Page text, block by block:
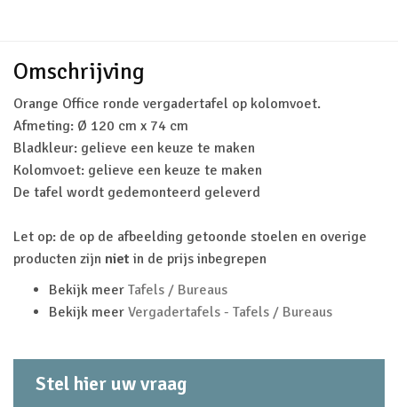
Omschrijving
Orange Office ronde vergadertafel op kolomvoet.
Afmeting: Ø 120 cm x 74 cm
Bladkleur: gelieve een keuze te maken
Kolomvoet: gelieve een keuze te maken
De tafel wordt gedemonteerd geleverd
Let op: de op de afbeelding getoonde stoelen en overige
producten zijn niet in de prijs inbegrepen
Bekijk meer Tafels / Bureaus
Bekijk meer Vergadertafels - Tafels / Bureaus
Stel hier uw vraag